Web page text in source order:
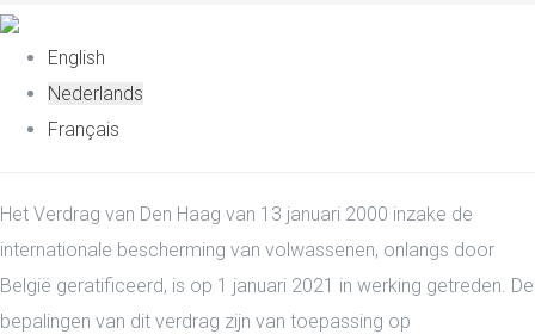
English
Nederlands
Français
Het Verdrag van Den Haag van 13 januari 2000 inzake de
internationale bescherming van volwassenen, onlangs door
België geratificeerd, is op 1 januari 2021 in werking getreden. De
bepalingen van dit verdrag zijn van toepassing op